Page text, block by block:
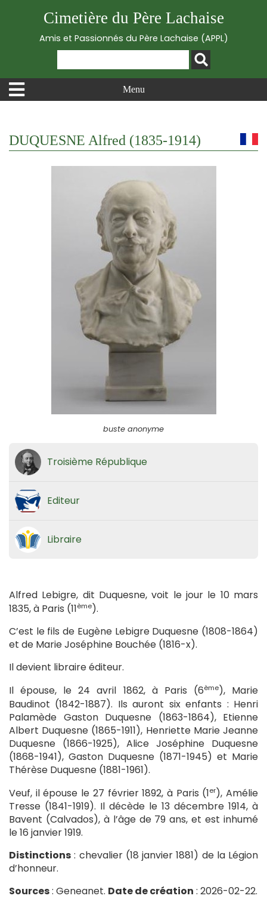
Cimetière du Père Lachaise
Amis et Passionnés du Père Lachaise (APPL)
Menu
DUQUESNE Alfred (1835-1914)
buste anonyme
Troisième République
Editeur
Libraire
Alfred Lebigre, dit Duquesne, voit le jour le 10 mars
1835, à Paris (11ème).
C’est le fils de Eugène Lebigre Duquesne (1808-1864)
et de Marie Joséphine Bouchée (1816-x).
Il devient libraire éditeur.
Il épouse, le 24 avril 1862, à Paris (6ème), Marie
Baudinot (1842-1887). Ils auront six enfants : Henri
Palamède Gaston Duquesne (1863-1864), Etienne
Albert Duquesne (1865-1911), Henriette Marie Jeanne
Duquesne (1866-1925), Alice Joséphine Duquesne
(1868-1941), Gaston Duquesne (1871-1945) et Marie
Thérèse Duquesne (1881-1961).
Veuf, il épouse le 27 février 1892, à Paris (1er), Amélie
Tresse (1841-1919). Il décède le 13 décembre 1914, à
Bavent (Calvados), à l’âge de 79 ans, et est inhumé
le 16 janvier 1919.
Distinctions : chevalier (18 janvier 1881) de la Légion
d’honneur.
Sources: Geneanet. Date de création : 2026-02-22.